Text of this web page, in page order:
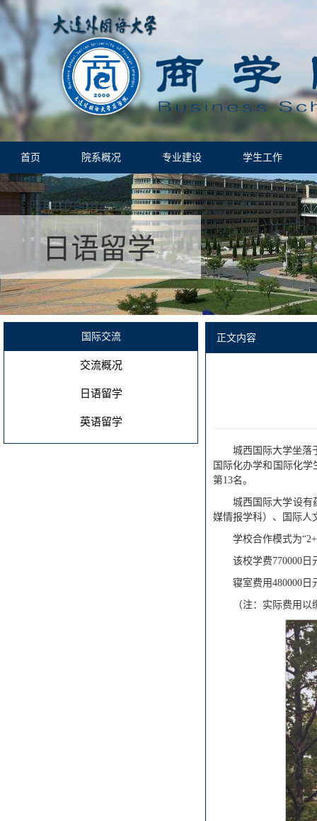
首页 院系概况 专业建设 学生工作
日语留学
国际交流
交流概况
日语留学
英语留学
正文内容
城西国际大学坐落
国际化办学和国际化
第13名。
城西国际大学设有
媒情报学科）、国际人
学校合作模式为
该校学费770000日
寝室费用480000日
（注：实际费用